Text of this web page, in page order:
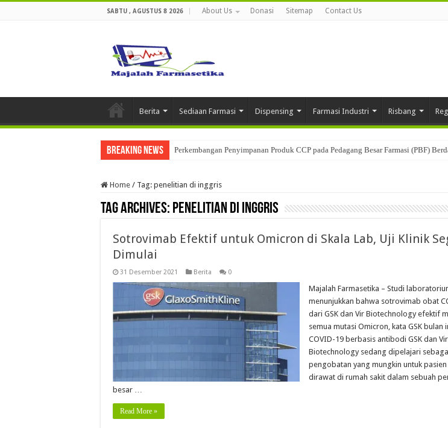
SABTU , AGUSTUS 8 2026 About Us Donasi Sitemap Contact Us
Berita Sediaan Farmasi Dispensing Farmasi Industri Risbang
Breaking News Perkembangan Penyimpanan Produk CCP pada Pedagang Besar Farmasi (PBF)
Home / Tag: penelitian di inggris
Tag Archives: penelitian di inggris
Sotrovimab Efektif untuk Omicron di Skala Lab, Uji Klinik
Dimulai
31 Desember 2021 Berita 0
Majalah Farmasetika – Studi
menunjukkan bahwa sotrovimab obat
dari GSK dan Vir Biotechnology efektif
semua mutasi Omicron, kata GSK bulan
COVID-19 berbasis antibodi GSK dan Vir
Biotechnology sedang dipelajari
pengobatan yang mungkin untuk pasien
dirawat di rumah sakit dalam sebuah
besar …
Read More »